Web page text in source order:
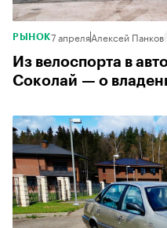
РЫНОК7 апреляАлексей Панков
Из велоспорта в
Соколай — о